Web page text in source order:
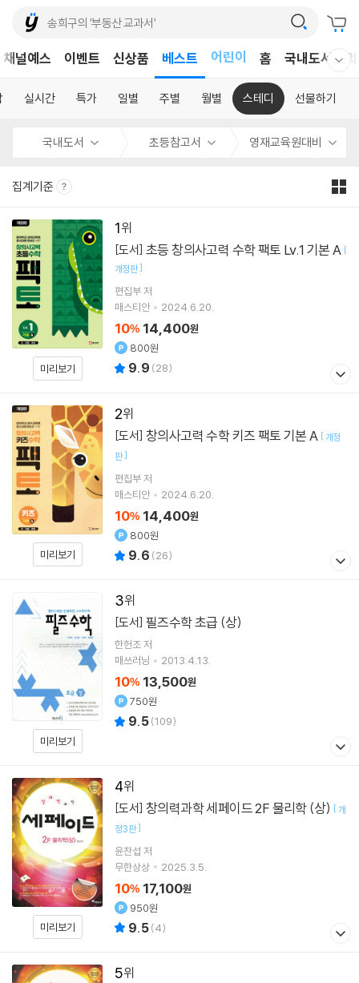
채널예스 이벤트 신상품 베스트
독후감
어린이
홈 국내도서
실시간 특가 일별 주별 월별 스테디 선물하기
국내도서 초등참고서 영재교육원대비
집계기준
1
미리보기
[도서] 초등 창의사고력 수학 팩토 Lv.1 기본 A [
개정판]
편집부 저
매스티안
2024.6.20.
10% 14,400원
800원
9.9 (28)
2
미리보기
[도서] 창의사고력 수학 키즈 팩토 기본 A [개정
판]
편집부 저
매스티안
2024.6.20.
10% 14,400원
800원
9.6 (26)
3
미리보기
[도서] 필즈수학 초급 (상)
한헌조 저
매쓰러닝
2013.4.13.
10% 13,500원
750원
9.5(109)
4
미리보기
[도서] 창의력과학 세페이드 2F 물리학 (상) [개
정3판]
윤찬섭 저
무한상상
2025.3.5.
10% 17,100원
950원
9.5(4)
5